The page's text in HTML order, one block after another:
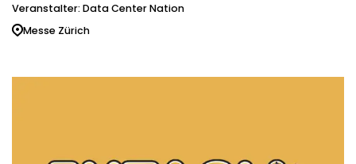
Veranstalter: Data Center Nation
Messe Zürich